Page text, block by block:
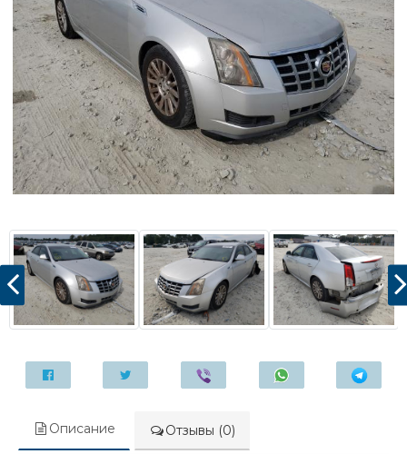
Описание Отзывы (0)